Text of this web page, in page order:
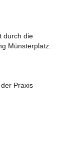
durch die
Münsterplatz.
Praxis